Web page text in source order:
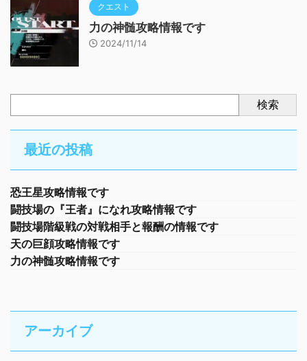
クエスト
力の神髄攻略情報です
2024/11/14
検索
最近の投稿
恐王星攻略情報です
闘技場の『王者』になれ攻略情報です
闘技場階級戦の対戦相手と報酬の情報です
天の巨顔攻略情報です
力の神髄攻略情報です
アーカイブ